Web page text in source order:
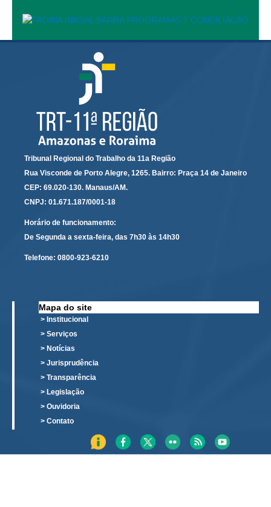
Tribunal Regional do Trabalho da 11a Região
Rua Visconde de Porto Alegre, 1265. Bairro: Praça 14 de Janeiro
CEP: 69.020-130. Manaus/AM.
CNPJ: 01.671.187/0001-18
Horário de funcionamento:
De Segunda a sexta-feira, das 7h30 às 14h30
Telefone: 0800-923-6210
Mapa do site
> Institucional
> Serviços
> Notícias
> Jurisprudência
> Transparência
> Legislação
> Ouvidoria
> Contato